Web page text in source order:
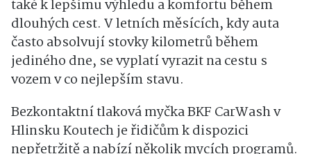
také k lepšímu výhledu a komfortu během
dlouhých cest. V letních měsících, kdy auta
často absolvují stovky kilometrů během
jediného dne, se vyplatí vyrazit na cestu s
vozem v co nejlepším stavu.
Bezkontaktní tlaková myčka BKF CarWash v
Hlinsku Koutech je řidičům k dispozici
nepřetržitě a nabízí několik mycích programů.